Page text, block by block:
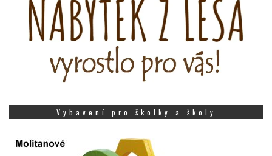
Vybavení pro školky a školy